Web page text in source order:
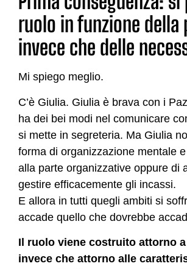
ruolo in funzione della
invece che delle
Mi spiego meglio.
C’è Giulia. Giulia è brava con i
ha dei bei modi nel comunicare
si mette in segreteria. Ma Giulia
forma di organizzazione mentale
alla parte organizzative oppure di
gestire efficacemente gli incassi.
E allora in tutti quegli ambiti si
accade quello che dovrebbe
Il ruolo viene costruito attorno a
invece che attorno alle